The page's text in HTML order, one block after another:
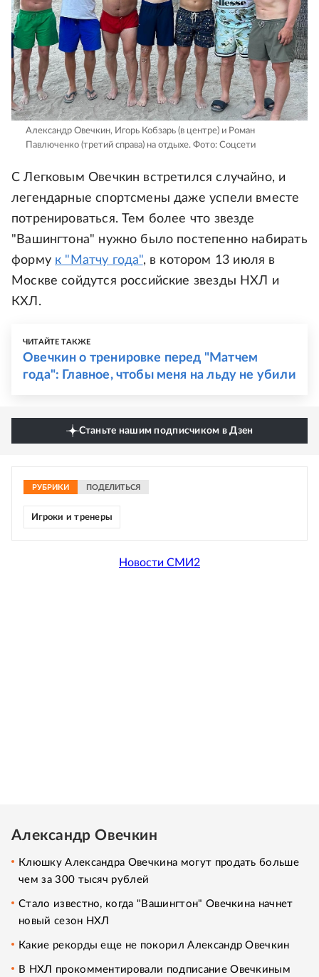
Александр Овечкин, Игорь Кобзарь (в центре) и Роман
Павлюченко (третий справа) на отдыхе. Фото: Соцсети
С Легковым Овечкин встретился случайно, и
легендарные спортсмены даже успели вместе
потренироваться. Тем более что звезде
"Вашингтона" нужно было постепенно набирать
форму к "Матчу года", в котором 13 июля в
Москве сойдутся российские звезды НХЛ и
КХЛ.
ЧИТАЙТЕ ТАКЖЕ
Овечкин о тренировке перед "Матчем
года": Главное, чтобы меня на льду не убили
Станьте нашим подписчиком в Дзен
РУБРИКИ ПОДЕЛИТЬСЯ
Игроки и тренеры
Новости СМИ2
Александр Овечкин
Клюшку Александра Овечкина могут продать больше
чем за 300 тысяч рублей
Стало известно, когда "Вашингтон" Овечкина начнет
новый сезон НХЛ
Какие рекорды еще не покорил Александр Овечкин
В НХЛ прокомментировали подписание Овечкиным